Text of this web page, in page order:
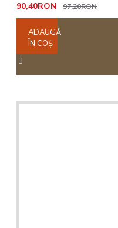
90,40RON
97,20RON
ADAUGĂ
ÎN COŞ